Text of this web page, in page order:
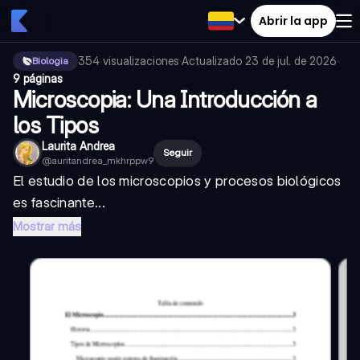
Abrir la app
Biologia 354 visualizaciones·Actualizado 23 de jul. de 2026·
9 páginas
Microscopia: Una Introducción a
los Tipos
Laurita Andrea
@auritandrea_mkhrppw9
Seguir
El estudio de los microscopios y procesos biológicos
es fascinante...
Mostrar más